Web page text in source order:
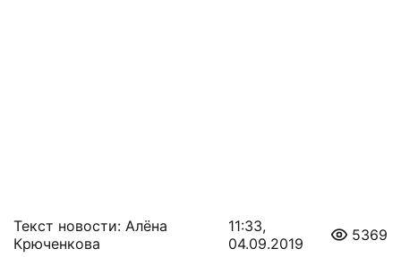
Текст новости: Алёна
Крюченкова
11:33,
04.09.2019
5369